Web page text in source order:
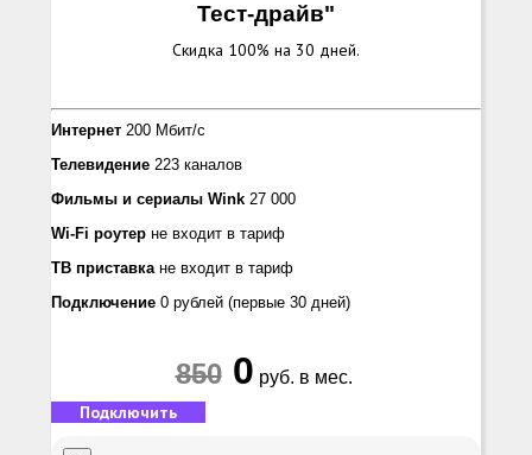
Тест-драйв"
Скидка 100% на 30 дней.
Интернет 200 Мбит/с
Телевидение 223 каналов
Фильмы и сериалы Wink 27 000
Wi-Fi роутер не входит в тариф
ТВ приставкане входит в тариф
Подключение 0 рублей (первые 30 дней)
8500 руб. в мес.
Подключить